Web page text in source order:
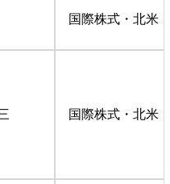
国際株式・北米
国際株式・北米